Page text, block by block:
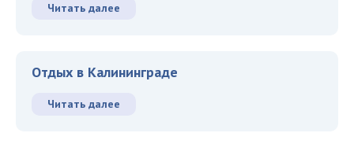
Читать далее
Отдых в Калининграде
Читать далее